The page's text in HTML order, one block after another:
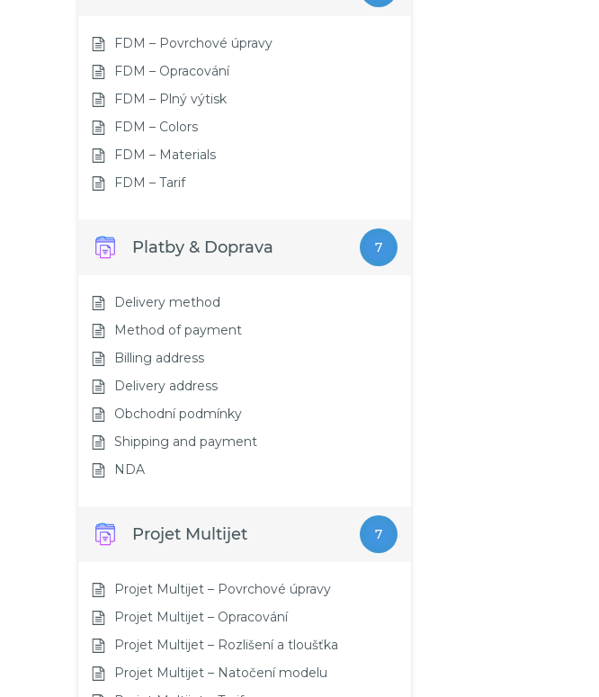
FDM – Povrchové úpravy
FDM – Opracování
FDM – Plný výtisk
FDM – Colors
FDM – Materials
FDM – Tarif
Platby & Doprava 7
Delivery method
Method of payment
Billing address
Delivery address
Obchodní podmínky
Shipping and payment
NDA
Projet Multijet 7
Projet Multijet – Povrchové úpravy
Projet Multijet – Opracování
Projet Multijet – Rozlišení a tloušťka
Projet Multijet – Natočení modelu